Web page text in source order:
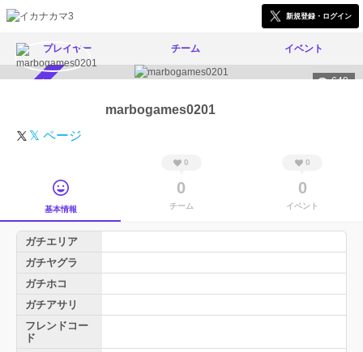
新規登録・ログイン
プレイヤー チーム イベント
640
marbogames0201
𝕏 ページ
基本情報
0
0
チーム
0
0
イベント
ガチエリア
ガチヤグラ
ガチホコ
ガチアサリ
フレンドコー
ド